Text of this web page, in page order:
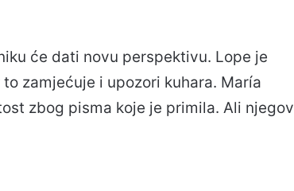
će dati novu perspektivu. Lope je
zamjećuje i upozori kuhara. María
zbog pisma koje je primila. Ali njegov